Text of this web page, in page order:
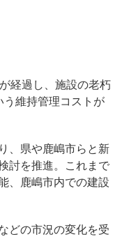
経過し、施設の老朽
維持管理コストが
、県や鹿嶋市らと新
討を推進。これまで
、鹿嶋市内での建設
どの市況の変化を受